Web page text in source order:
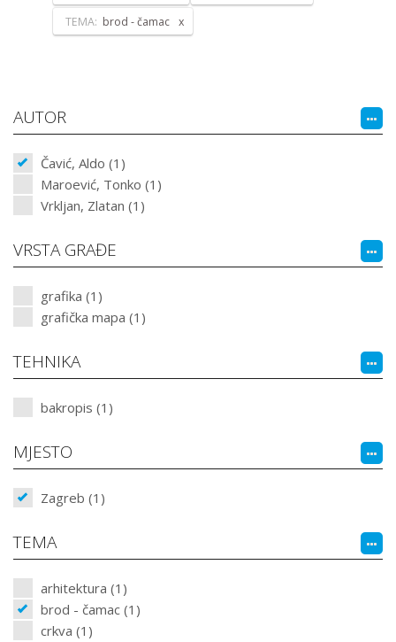
TEMA: brod - čamac
AUTOR
Čavić, Aldo (1)
Maroević, Tonko (1)
Vrkljan, Zlatan (1)
VRSTA GRAĐE
grafika (1)
grafička mapa (1)
TEHNIKA
bakropis (1)
MJESTO
Zagreb (1)
TEMA
arhitektura (1)
brod - čamac (1)
crkva (1)